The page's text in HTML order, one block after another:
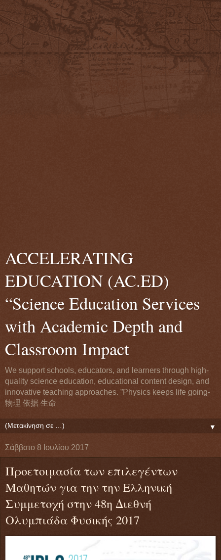
ACCELERATING
EDUCATION (AC.ED)
“Science Education Services
with Academic Depth and
Classroom Impact
We support schools, educators, and learners through high-
quality science education, educational content design, and
innovative teaching approaches. ”Physics keeps life going-
物理 依据 生命
▼
Σάββατο 8 Ιουλίου 2017
Προετοιμασία των επιλεγέντων
Μαθητών για την την Ελληνική
Συμμετοχή στην 48η Διεθνή
Ολυμπιάδα Φυσικής 2017